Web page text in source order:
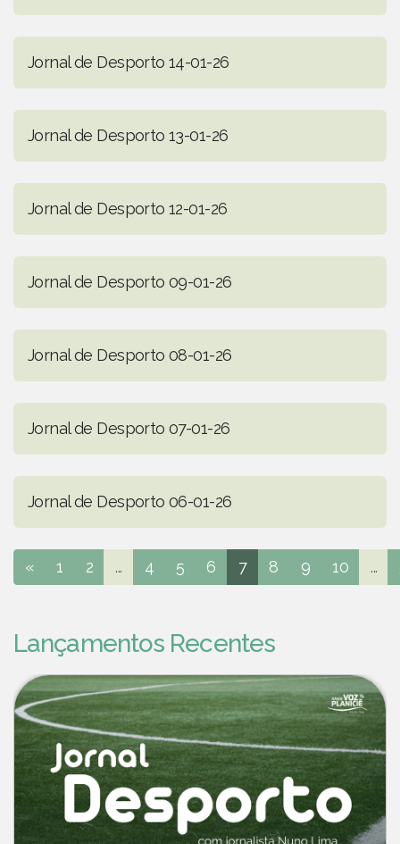
Jornal de Desporto 14-01-26
Jornal de Desporto 13-01-26
Jornal de Desporto 12-01-26
Jornal de Desporto 09-01-26
Jornal de Desporto 08-01-26
Jornal de Desporto 07-01-26
Jornal de Desporto 06-01-26
« 1 2 ... 4 5 6 7 8 9 10 ...
Lançamentos Recentes